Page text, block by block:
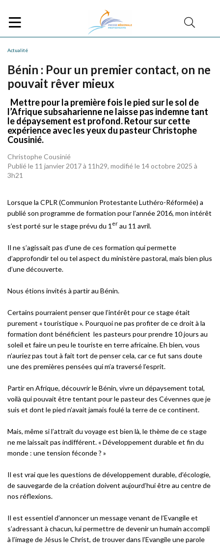
Actualité
Bénin : Pour un premier contact, on ne
pouvait rêver mieux
Mettre pour la première fois le pied sur le sol de
l’Afrique subsaharienne ne laisse pas indemne tant
le dépaysement est profond. Retour sur cette
expérience avec les yeux du pasteur Christophe
Cousinié.
Christophe Cousinié
Publié le 11 janvier 2017 à 11h29, modifié le 14 octobre 2025 à
3h21
Lorsque la CPLR (Communion Protestante Luthéro-Réformée) a
publié son programme de formation pour l’année 2016, mon intérêt
s’est porté sur le stage prévu du 1 er au 11 avril.
Il ne s’agissait pas d’une de ces formation qui permette
d’approfondir tel ou tel aspect du ministère pastoral, mais bien plus
d’une découverte.
Nous étions invités à partir au Bénin.
Certains pourraient penser que l’intérêt pour ce stage était
purement « touristique ». Pourquoi ne pas profiter de ce droit à la
formation dont bénéficient les pasteurs pour prendre 10 jours au
soleil et faire un peu le touriste en terre africaine. Eh bien, vous
n’auriez pas tout à fait tort de penser cela, car ce fut sans doute
une des premières pensées qui m’a traversé l’esprit.
Partir en Afrique, découvrir le Bénin, vivre un dépaysement total,
voilà qui pouvait être tentant pour le pasteur des Cévennes que je
suis et dont le pied n’avait jamais foulé la terre de ce continent.
Mais, même si l’attrait du voyage est bien là, le thème de ce stage
ne me laissait pas indifférent. « Développement durable et fin du
monde : une tension féconde ? »
Il est vrai que les questions de développement durable, d’écologie,
de sauvegarde de la création doivent aujourd’hui être au centre de
nos réflexions.
Il est essentiel d’annoncer un message venant de l’Evangile et
s’adressant à chacun, lui permettre de devenir un humain accompli
à l’image de Jésus le Christ, de trouver dans l’Evangile une parole